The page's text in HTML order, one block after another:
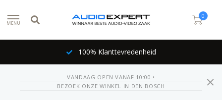
MENU
0
100% Klanttevredenheid
VANDAAG OPEN VANAF 10:00 •
BEZOEK ONZE WINKEL IN DEN BOSCH